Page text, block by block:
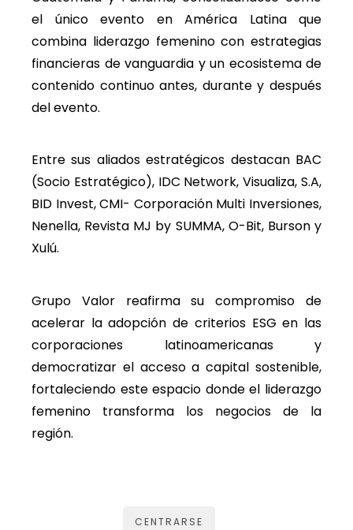
el único evento en América Latina que
combina liderazgo femenino con estrategias
financieras de vanguardia y un ecosistema de
contenido continuo antes, durante y después
del evento.
Entre sus aliados estratégicos destacan BAC
(Socio Estratégico), IDC Network, Visualiza, S.A,
BID Invest, CMI- Corporación Multi Inversiones,
Nenella, Revista MJ by SUMMA, O-Bit, Burson y
Xulú.
Grupo Valor reafirma su compromiso de
acelerar la adopción de criterios ESG en las
corporaciones latinoamericanas y
democratizar el acceso a capital sostenible,
fortaleciendo este espacio donde el liderazgo
femenino transforma los negocios de la
región.
CENTRARSE